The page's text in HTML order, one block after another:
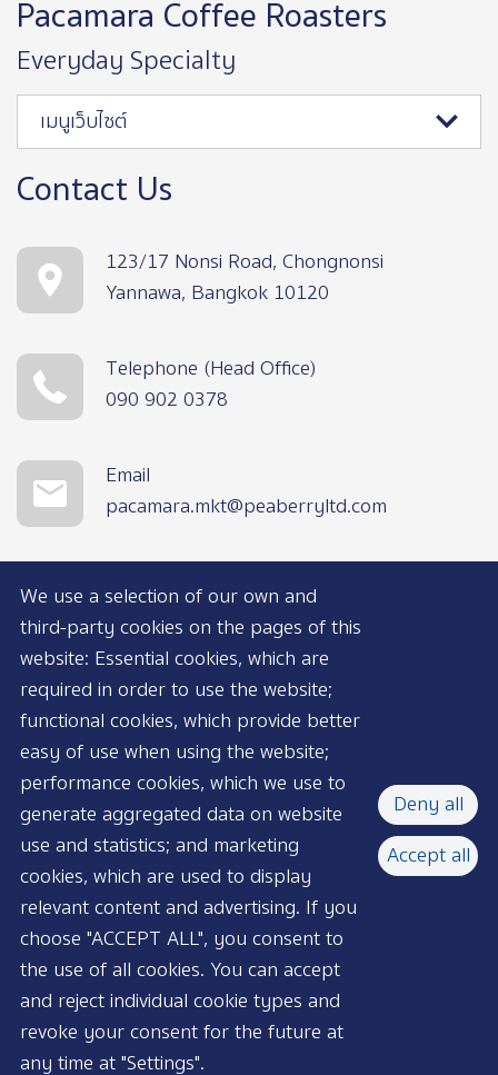
Pacamara Coffee Roasters
Everyday Specialty
เมนูเว็บไซต์
Contact Us
123/17 Nonsi Road, Chongnonsi
Yannawa, Bangkok 10120
Telephone (Head Office)
090 902 0378
Email
pacamara.mkt@peaberryltd.com
AVAILABLE NOW
We use a selection of our own and
third-party cookies on the pages of this
website: Essential cookies, which are
required in order to use the website;
functional cookies, which provide better
easy of use when using the website;
performance cookies, which we use to
generate aggregated data on website
use and statistics; and marketing
cookies, which are used to display
relevant content and advertising. If you
choose "ACCEPT ALL", you consent to
the use of all cookies. You can accept
and reject individual cookie types and
revoke your consent for the future at
any time at "Settings".
Deny all
Accept all